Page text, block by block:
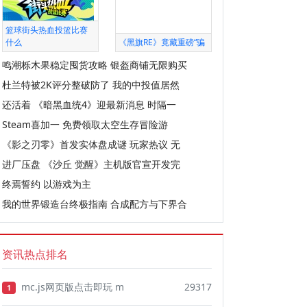
篮球街头热血投篮比赛
什么
《黑旗RE》竟藏重磅“骗
鸣潮栎木果稳定囤货攻略 银盔商铺无限购买
杜兰特被2K评分整破防了 我的中投值居然
还活着 《暗黑血统4》迎最新消息 时隔一
Steam喜加一 免费领取太空生存冒险游
《影之刃零》首发实体盘成谜 玩家热议 无
进厂压盘 《沙丘 觉醒》主机版官宣开发完
终焉誓约 以游戏为主
我的世界锻造台终极指南 合成配方与下界合
资讯热点排名
1 mc.js网页版点击即玩 m 29317